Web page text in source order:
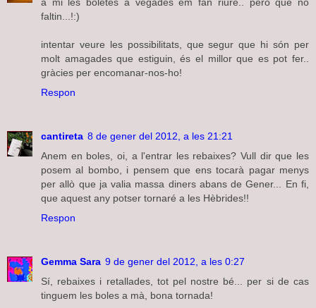
faltin...!:)
intentar veure les possibilitats, que segur que hi són per
molt amagades que estiguin, és el millor que es pot fer..
gràcies per encomanar-nos-ho!
Respon
cantireta 8 de gener del 2012, a les 21:21
Anem en boles, oi, a l'entrar les rebaixes? Vull dir que les
posem al bombo, i pensem que ens tocarà pagar menys
per allò que ja valia massa diners abans de Gener... En fi,
que aquest any potser tornaré a les Hèbrides!!
Respon
Gemma Sara 9 de gener del 2012, a les 0:27
Sí, rebaixes i retallades, tot pel nostre bé... per si de cas
tinguem les boles a mà, bona tornada!